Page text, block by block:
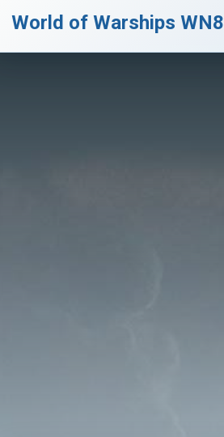
World of Warships WN8